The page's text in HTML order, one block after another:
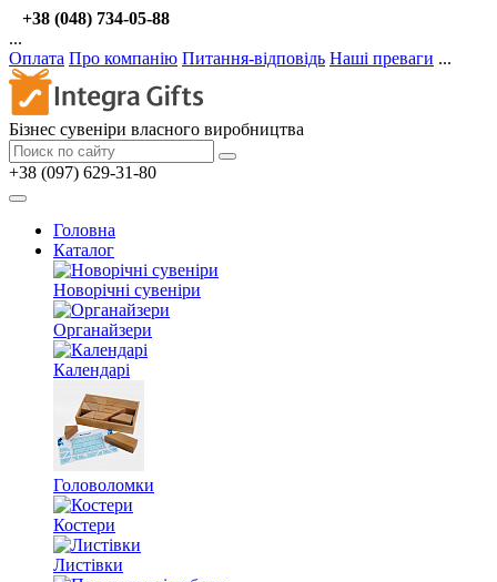
+38 (048) 734-05-88
...
Оплата Про компанію Питання-відповідь Наші преваги ...
Бізнес сувеніри власного виробництва
+38 (097) 629-31-80
Головна
Каталог
Новорічні сувеніри
Органайзери
Календарі
Головоломки
Костери
Листівки